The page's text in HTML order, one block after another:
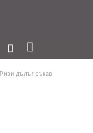
Ризи дълъг ръкав